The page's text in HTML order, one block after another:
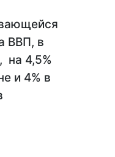
ВВП, в
на 4,5%
и 4% в